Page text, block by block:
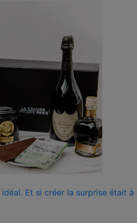
Et si créer la surprise était à